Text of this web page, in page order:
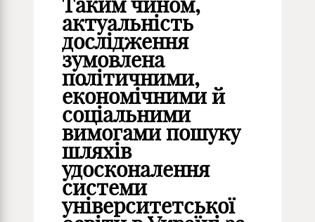
актуальність
дослідження
зумовлена
політичними,
економічними й
соціальними
вимогами пошуку
шляхів
удосконалення
системи
університетської